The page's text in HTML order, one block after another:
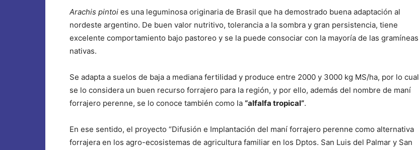
Arachis pintoi es una leguminosa originaria de Brasil que ha demostrado buena adaptación al
nordeste argentino. De buen valor nutritivo, tolerancia a la sombra y gran persistencia, tiene
excelente comportamiento bajo pastoreo y se la puede consociar con la mayoría de las gramíneas
nativas.
Se adapta a suelos de baja a mediana fertilidad y produce entre 2000 y 3000 kg MS/ha, por lo cual
se lo considera un buen recurso forrajero para la región, y por ello, además del nombre de maní
forrajero perenne, se lo conoce también como la “alfalfa tropical”.
En ese sentido, el proyecto “Difusión e Implantación del maní forrajero perenne como alternativa
forrajera en los agro-ecosistemas de agricultura familiar en los Dptos. San Luis del Palmar y San